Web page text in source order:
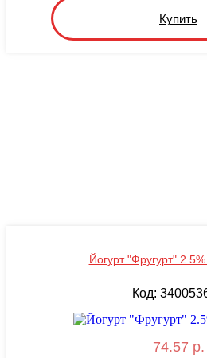
Купить
Йогурт "Фругурт"
Код:
74.57 р.